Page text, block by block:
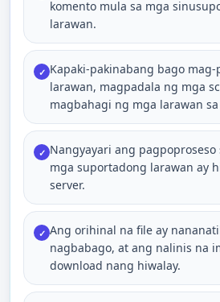
komento mula sa mga
larawan.
✓ Kapaki-pakinabang bago
larawan, magpadala ng mga
magbahagi ng mga larawan
✓ Nangyayari ang
mga suportadong larawan ay
server.
✓ Ang orihinal na file ay
nagbabago, at ang nalinis na
download nang hiwalay.